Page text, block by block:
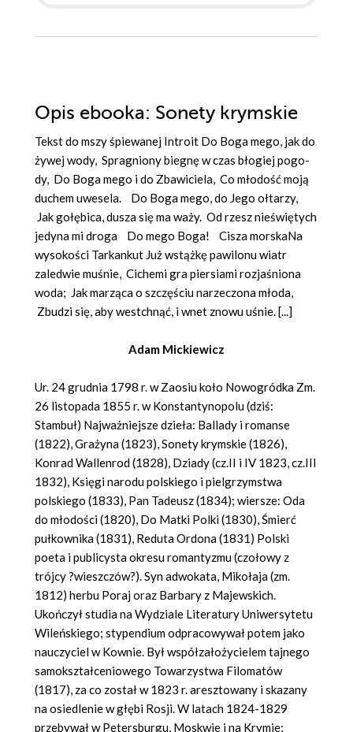
Opis ebooka: Sonety krymskie
Tekst do mszy śpie­wa­nej In­tro­it Do Bo­ga me­go, jak do
ży­wej wo­dy, Spra­gnio­ny bie­gnę w czas bło­giej po­go­
dy, Do Bo­ga me­go i do Zba­wi­cie­la, Co mło­dość mo­ją
du­chem uwe­se­la. Do Bo­ga me­go, do Je­go oł­ta­rzy,
Jak go­łę­bi­ca, du­sza się ma wa­ży. Od rzesz nie­świę­tych
je­dy­na mi dro­ga Do me­go Bo­ga! Cisza morskaNa
wysokości Tarkankut Już wstążkę pawilonu wiatr
zaledwie muśnie, Cichemi gra piersiami rozjaśniona
woda; Jak marząca o szczęściu narzeczona młoda,
Zbudzi się, aby westchnąć, i wnet znowu uśnie. [...]
Adam Mickiewicz
Ur. 24 grudnia 1798 r. w Zaosiu koło Nowogródka Zm.
26 listopada 1855 r. w Konstantynopolu (dziś:
Stambuł) Najważniejsze dzieła: Ballady i romanse
(1822), Grażyna (1823), Sonety krymskie (1826),
Konrad Wallenrod (1828), Dziady (cz.II i IV 1823, cz.III
1832), Księgi narodu polskiego i pielgrzymstwa
polskiego (1833), Pan Tadeusz (1834); wiersze: Oda
do młodości (1820), Do Matki Polki (1830), Śmierć
pułkownika (1831), Reduta Ordona (1831) Polski
poeta i publicysta okresu romantyzmu (czołowy z
trójcy ?wieszczów?). Syn adwokata, Mikołaja (zm.
1812) herbu Poraj oraz Barbary z Majewskich.
Ukończył studia na Wydziale Literatury Uniwersytetu
Wileńskiego; stypendium odpracowywał potem jako
nauczyciel w Kownie. Był współzałożycielem tajnego
samokształceniowego Towarzystwa Filomatów
(1817), za co został w 1823 r. aresztowany i skazany
na osiedlenie w głębi Rosji. W latach 1824-1829
przebywał w Petersburgu, Moskwie i na Krymie;